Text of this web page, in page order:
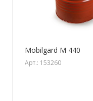
Mobilgard M 440
Арт.: 153260